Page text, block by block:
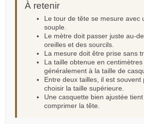
À retenir
Le tour de tête se mesure avec
souple.
Le mètre doit passer juste au-
oreilles et des sourcils.
La mesure doit être prise sans
La taille obtenue en
généralement à la taille de
Entre deux tailles, il est souvent
choisir la taille supérieure.
Une casquette bien ajustée
comprimer la tête.